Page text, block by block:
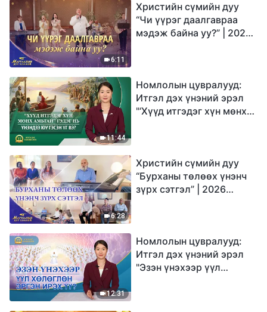
6:11
Христийн сүмийн дуу
“Чи үүрэг даалгавраа
мэдэж байна уу?” | 2026
11:44
Номлолын цувралууд:
Итгэл дэх үнэний эрэл
"‘Хүүд итгэдэг хүн мөнх
6:28
Христийн сүмийн дуу
“Бурханы төлөөх үнэнч
зүрх сэтгэл” | 2026
12:31
Номлолын цувралууд:
Итгэл дэх үнэний эрэл
"Эзэн үнэхээр үүл